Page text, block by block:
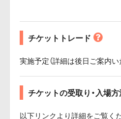
チケットトレード
実施予定（詳細は後日ご案内い
チケットの受取り・入場
以下リンクより詳細をご覧く